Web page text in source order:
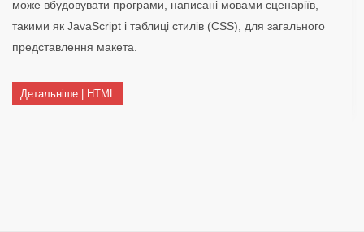
може вбудовувати програми, написані мовами сценаріїв,
такими як JavaScript і таблиці стилів (CSS), для загального
представлення макета.
Детальніше | HTML